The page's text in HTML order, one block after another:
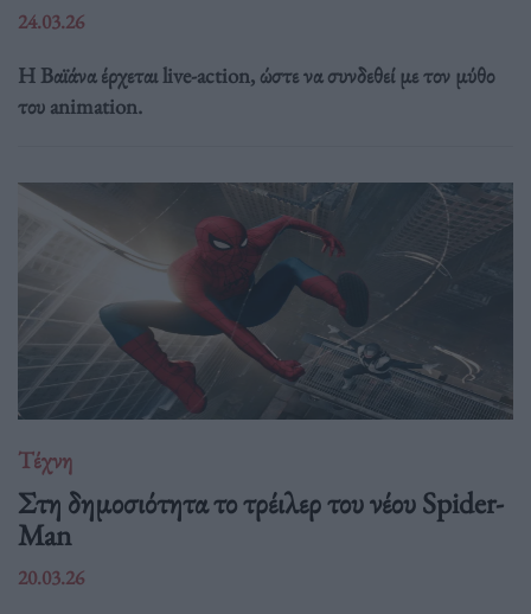
24.03.26
Η Βαϊάνα έρχεται live-action, ώστε να συνδεθεί με τον μύθο
του animation.
Τέχνη
Στη δημοσιότητα το τρέιλερ του νέου Spider-
Man
20.03.26